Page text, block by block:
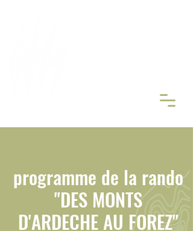
programme de la rando
"DES MONTS
D'ARDECHE AU FOREZ"